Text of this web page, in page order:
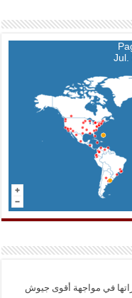
Jul.
في مواجهة أقوى جيوش